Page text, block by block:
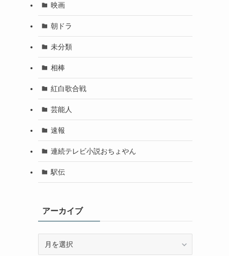
映画
朝ドラ
未分類
相棒
紅白歌合戦
芸能人
速報
連続テレビ小説おちょやん
駅伝
アーカイブ